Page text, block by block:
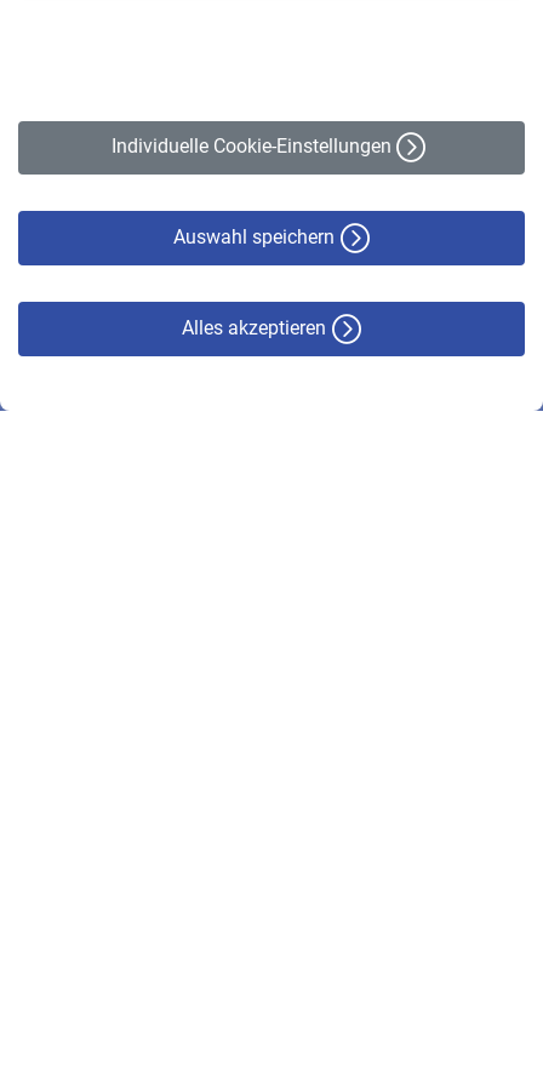
Individuelle Cookie-Einstellungen
Auswahl speichern
Alles akzeptieren
Erklärung zur Barrierefreiheit
© VBL 2026